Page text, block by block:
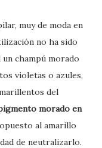
muy de moda en
no ha sido
champú morado
violetas o azules,
del
morado en
al amarillo
de neutralizarlo.